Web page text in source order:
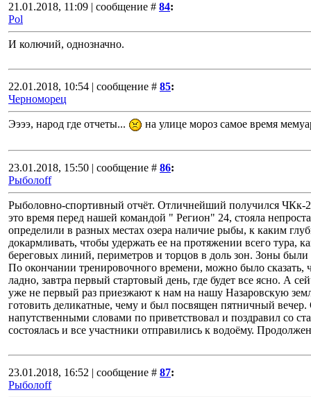
21.01.2018, 11:09 | сообщение # 84:
Pol
И колючий, однозначно.
22.01.2018, 10:54 | сообщение # 85:
Черноморец
Ээээ, народ где отчеты... на улице мороз самое время
23.01.2018, 15:50 | сообщение # 86:
Рыболоff
Рыболовно-спортивный отчёт. Отличнейший получился ЧКк-
это время перед нашей командой " Регион" 24, стояла
определили в разных местах озера наличие рыбы, к каким
докармливать, чтобы удержать ее на протяжении всего
береговых линий, периметров и торцов в доль зон. Зоны
По окончании тренировочного времени, можно было сказать,
ладно, завтра первый стартовый день, где будет все ясно. А
уже не первый раз приезжают к нам на нашу Назаровскую
готовить деликатные, чему и был посвящен пятничный
напутственными словами по приветствовал и поздравил со
состоялась и все участники отправились к водоёму.
23.01.2018, 16:52 | сообщение # 87:
Рыболоff